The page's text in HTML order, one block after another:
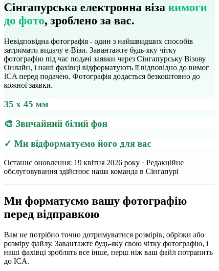
Сінгапурська електронна віза вимоги
до фото, зроблено за вас.
Невідповідна фотографія - один з найшвидших способів
затримати видачу е-Візи. Завантажте будь-яку чітку
фотографію під час подачі заявки через Сінгапурську Візову
Онлайн, і наші фахівці відформатують її відповідно до вимог
ICA перед подачею. Фотографія додається безкоштовно до
кожної заявки.
35 x 45 мм
🎨 Звичайний білий фон
✓ Ми відформатуємо його для вас
Останнє оновлення: 19 квітня 2026 року · Редакційне
обслуговування здійснює наша команда в Сінгапурі
Ми форматуємо вашу фотографію
перед відправкою
Вам не потрібно точно дотримуватися розмірів, обрізки або
розміру файлу. Завантажте будь-яку свою чітку фотографію, і
наші фахівці зроблять все інше, перш ніж ваш файл потрапить
до ICA.